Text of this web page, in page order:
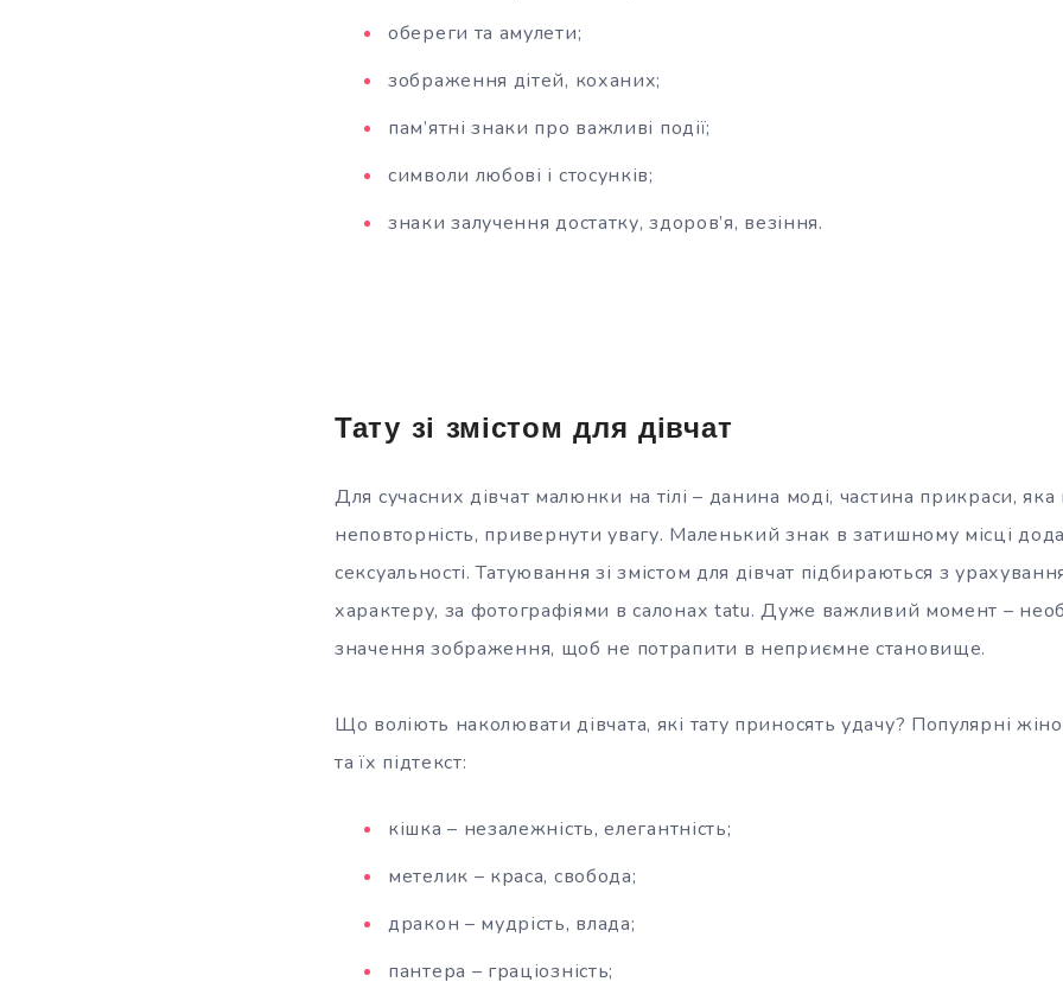
обереги та амулети;
зображення дітей, коханих;
пам’ятні знаки про важливі події;
символи любові і стосунків;
знаки залучення достатку, здоров’я, везіння.
Тату зі змістом для дівчат
Для сучасних дівчат малюнки на тілі – данина моді, частина прикраси,
неповторність, привернути увагу. Маленький знак в затишному місці
сексуальності. Татуювання зі змістом для дівчат підбираються з
характеру, за фотографіями в салонах tatu. Дуже важливий момент –
значення зображення, щоб не потрапити в неприємне становище.
Що воліють наколювати дівчата, які тату приносять удачу? Популярні
та їх підтекст:
кішка – незалежність, елегантність;
метелик – краса, свобода;
дракон – мудрість, влада;
пантера – граціозність;